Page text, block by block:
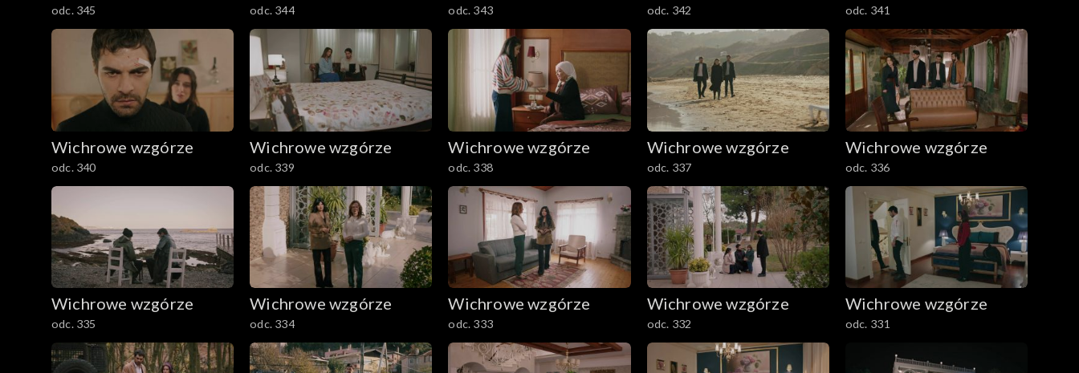
odc. 345 odc. 344 odc. 343 odc. 342 odc. 341
Wichrowe wzgórze
odc. 340
Wichrowe wzgórze
odc. 339
Wichrowe wzgórze
odc. 338
Wichrowe wzgórze
odc. 337
Wichrowe wzgórze
odc. 336
Wichrowe wzgórze
odc. 335
Wichrowe wzgórze
odc. 334
Wichrowe wzgórze
odc. 333
Wichrowe wzgórze
odc. 332
Wichrowe wzgórze
odc. 331